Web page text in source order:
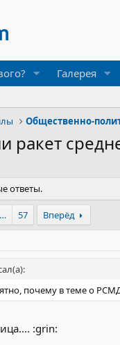
Галерея
Общественно-
ракет
ответы.
… 57 Вперёд
почему в теме о
:grin: